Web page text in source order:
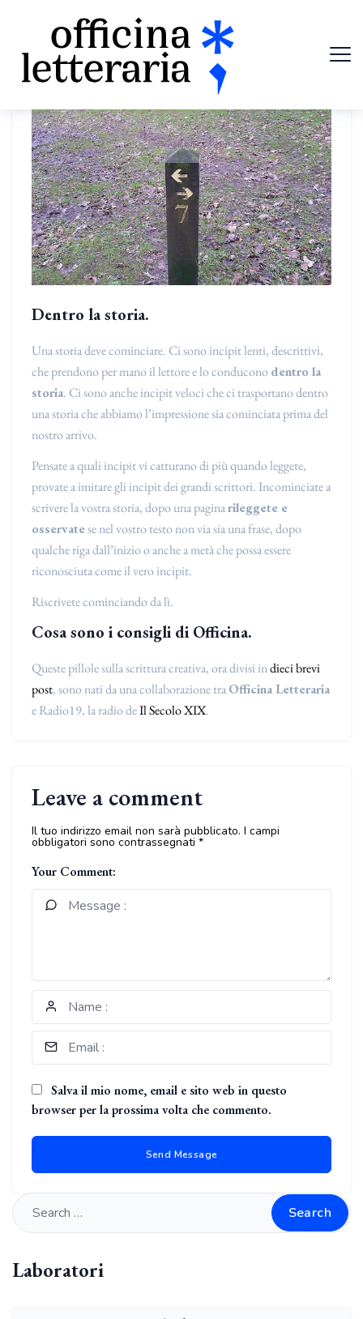
Dentro la storia.
Una storia deve cominciare. Ci sono incipit lenti, descrittivi,
che prendono per mano il lettore e lo conduconodentro la
storia. Ci sono anche incipit veloci che ci trasportano dentro
una storia che abbiamo l’impressione sia cominciata prima del
nostro arrivo.
Pensate a quali incipit vi catturano di più quando leggete,
provate a imitare gli incipit dei grandi scrittori. Incominciate a
scrivere la vostra storia, dopo una paginarileggete e
osservatese nel vostro testo non via sia una frase, dopo
qualche riga dall’inizio o anche a metà che possa essere
riconosciuta come il vero incipit.
Riscrivete cominciando da lì.
Cosa sono i consigli di Officina.
Queste pillole sulla scrittura creativa, ora divisi indieci brevi
post, sono nati da una collaborazione traOfficina Letteraria
e Radio19, la radio deIl Secolo XIX.
Leave a comment
Il tuo indirizzo email non sarà pubblicato. I campi
obbligatori sono contrassegnati *
Your Comment:
Salva il mio nome, email e sito web in questo
browser per la prossima volta che commento.
Search
Laboratori